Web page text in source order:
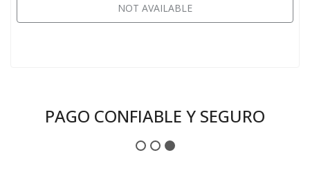
NOT AVAILABLE
PAGO CONFIABLE Y SEGURO